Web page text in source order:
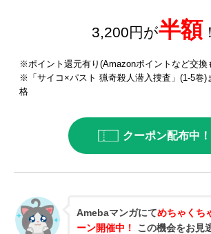
3,200円が半額 ！
※ポイント還元有り(Amazonポイントなど交換
※「サイコ×パスト 猟奇殺人潜入捜査」(1-5巻)
格
クーポン配布中！
Amebaマンガにてめちゃくち
ーン開催中！
この機会をお見